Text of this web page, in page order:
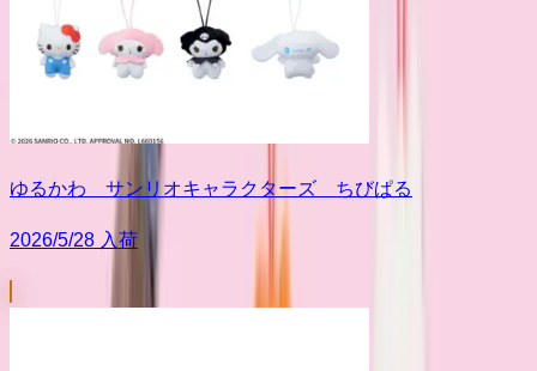
ゆるかわ サンリオキャラクターズ ちびぱる
2026/5/28 入荷